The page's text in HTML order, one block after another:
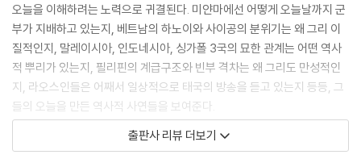
오늘을 이해하려는 노력으로 귀결된다. 미얀마에선 어떻게 오늘날까지 군
부가 지배하고 있는지, 베트남의 하노이와 사이공의 분위기는 왜 그리 이
질적인지, 말레이시아, 인도네시아, 싱가폴 3국의 묘한 관계는 어떤 역사
적 뿌리가 있는지, 필리핀의 계급구조와 빈부 격차는 왜 그리도 만성적인
지, 라오스인들은 어째서 일상적으로 태국의 방송을 듣고 있는지 등등, 그
들의 오늘을 만든 역사적 사연들을 보여준다.
그래서 이 책의 수많은 에피소드들을 따라가다 보면 각각의 사건들이 오늘
출판사 리뷰 더보기